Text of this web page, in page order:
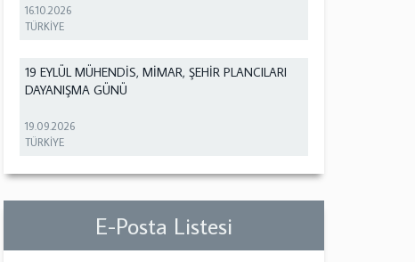
16.10.2026
TÜRKİYE
19 EYLÜL MÜHENDİS, MİMAR, ŞEHİR PLANCILARI
DAYANIŞMA GÜNÜ
19.09.2026
TÜRKİYE
E-Posta Listesi